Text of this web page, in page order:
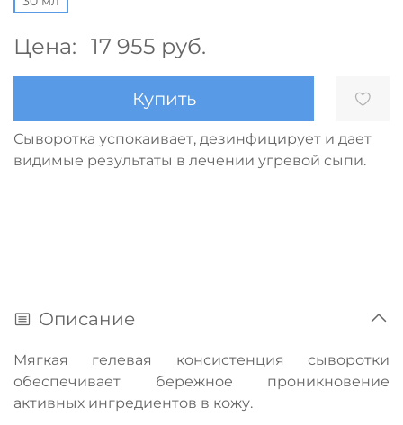
Цена: 17 955 руб.
Купить
Сыворотка успокаивает, дезинфицирует и дает
видимые результаты в лечении угревой сыпи.
Описание
Мягкая гелевая консистенция сыворотки
обеспечивает бережное проникновение
активных ингредиентов в кожу.